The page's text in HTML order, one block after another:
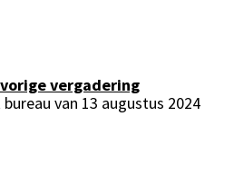
vergadering
van 13 augustus 2024